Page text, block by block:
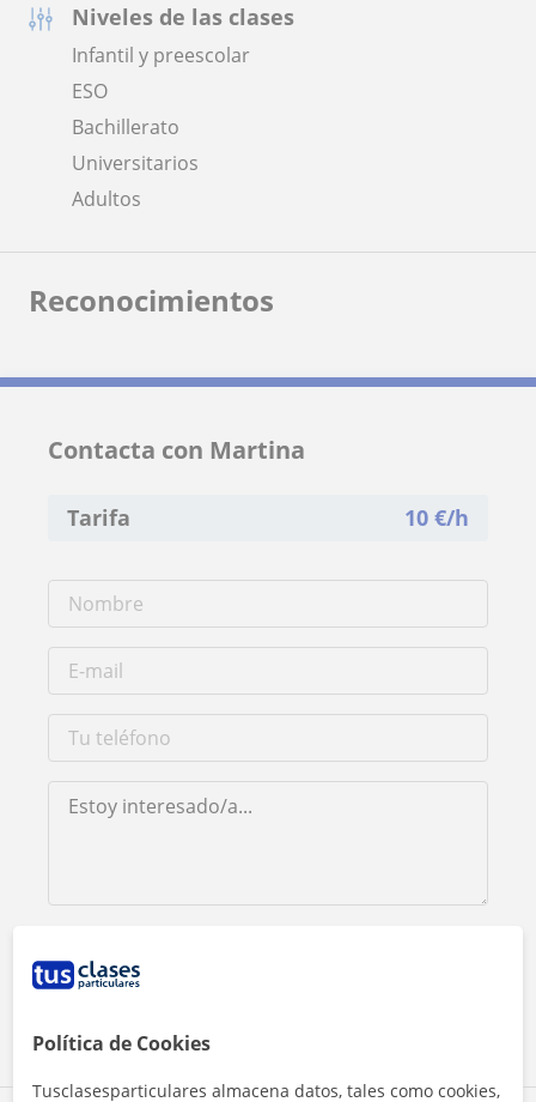
Niveles de las clases
Infantil y preescolar
ESO
Bachillerato
Universitarios
Adultos
Reconocimientos
Contacta con Martina
Tarifa 10 €/h
Política de Cookies
Tusclasesparticulares almacena datos, tales como cookies,